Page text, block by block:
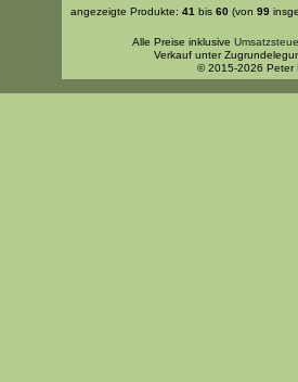
angezeigte Produkte: 41 bis 60 (von 99
Alle Preise inklusive
Verkauf unter
© 2015-2026 Peter